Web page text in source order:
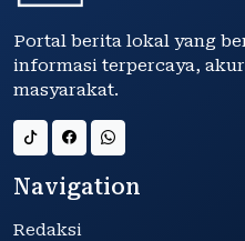
Portal berita lokal yang
informasi terpercaya,
masyarakat.
Navigation
Redaksi